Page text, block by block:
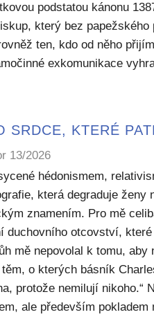
podstatou kánonu
který bez
ten, kdo od něho
exkomunikace
SRDCE, KTERÉ
13/2026
hédonismem,
která degraduje ženy
znamením. Pro mě
duchovního otcovství,
mě nepovolal k tomu, aby
o kterých básník
protože nemilují nikoho.“
ale především pokladem